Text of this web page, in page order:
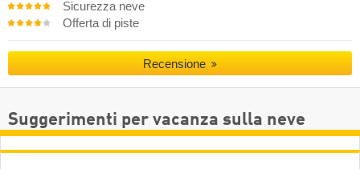
Sicurezza neve
Offerta di piste
Recensione
Suggerimenti per vacanza sulla neve